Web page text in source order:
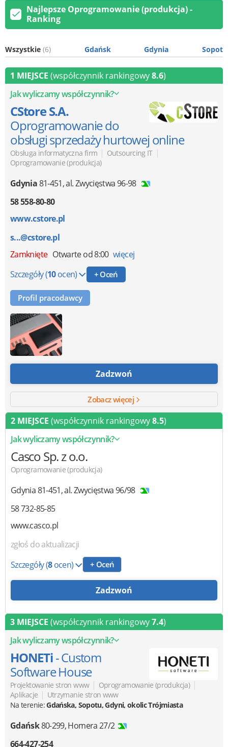
Najlepsze Oprogramowanie (produkcja) -
Ranking
Wszystkie (6) Gdańsk Gdynia Sopot
1 MIEJSCE (współczynnik rankingowy8.6)
Jak wyliczamy współczynnik?
CStore S.A.
Oprogramowanie do
obsługi sprzedaży hurtowej online
Obsługa informatyczna firm | Outsourcing IT |
Oprogramowanie (produkcja)
Gdynia81-451,al. Zwycięstwa 96-98
58 558-80-80
www.cstore.pl
s...@cstore.pl
Zamknięte Otwarte od 8:00 więcej
Szczegóły(10ocen) + Oceń
Profil pracodawcy
Zadzwoń
Zobacz więcej
2 MIEJSCE (współczynnik rankingowy8.5)
Jak wyliczamy współczynnik?
CascoSp. z o.o.
Oprogramowanie (produkcja)
Gdynia81-451,al. Zwycięstwa 96/98
58 732-85-85
www.casco.pl
zgłoś do aktualizacji
Szczegóły(8ocen) + Oceń
Zadzwoń
3 MIEJSCE (współczynnik rankingowy7.4)
Jak wyliczamy współczynnik?
HONETi- Custom
Software House
Projektowanie stron www | Oprogramowanie (produkcja) |
Aplikacje | Utrzymanie stron www
Na terenie:Gdańska, Sopotu, Gdyni, okolic Trójmiasta
Gdańsk80-299,Homera 27/2
664-427-254